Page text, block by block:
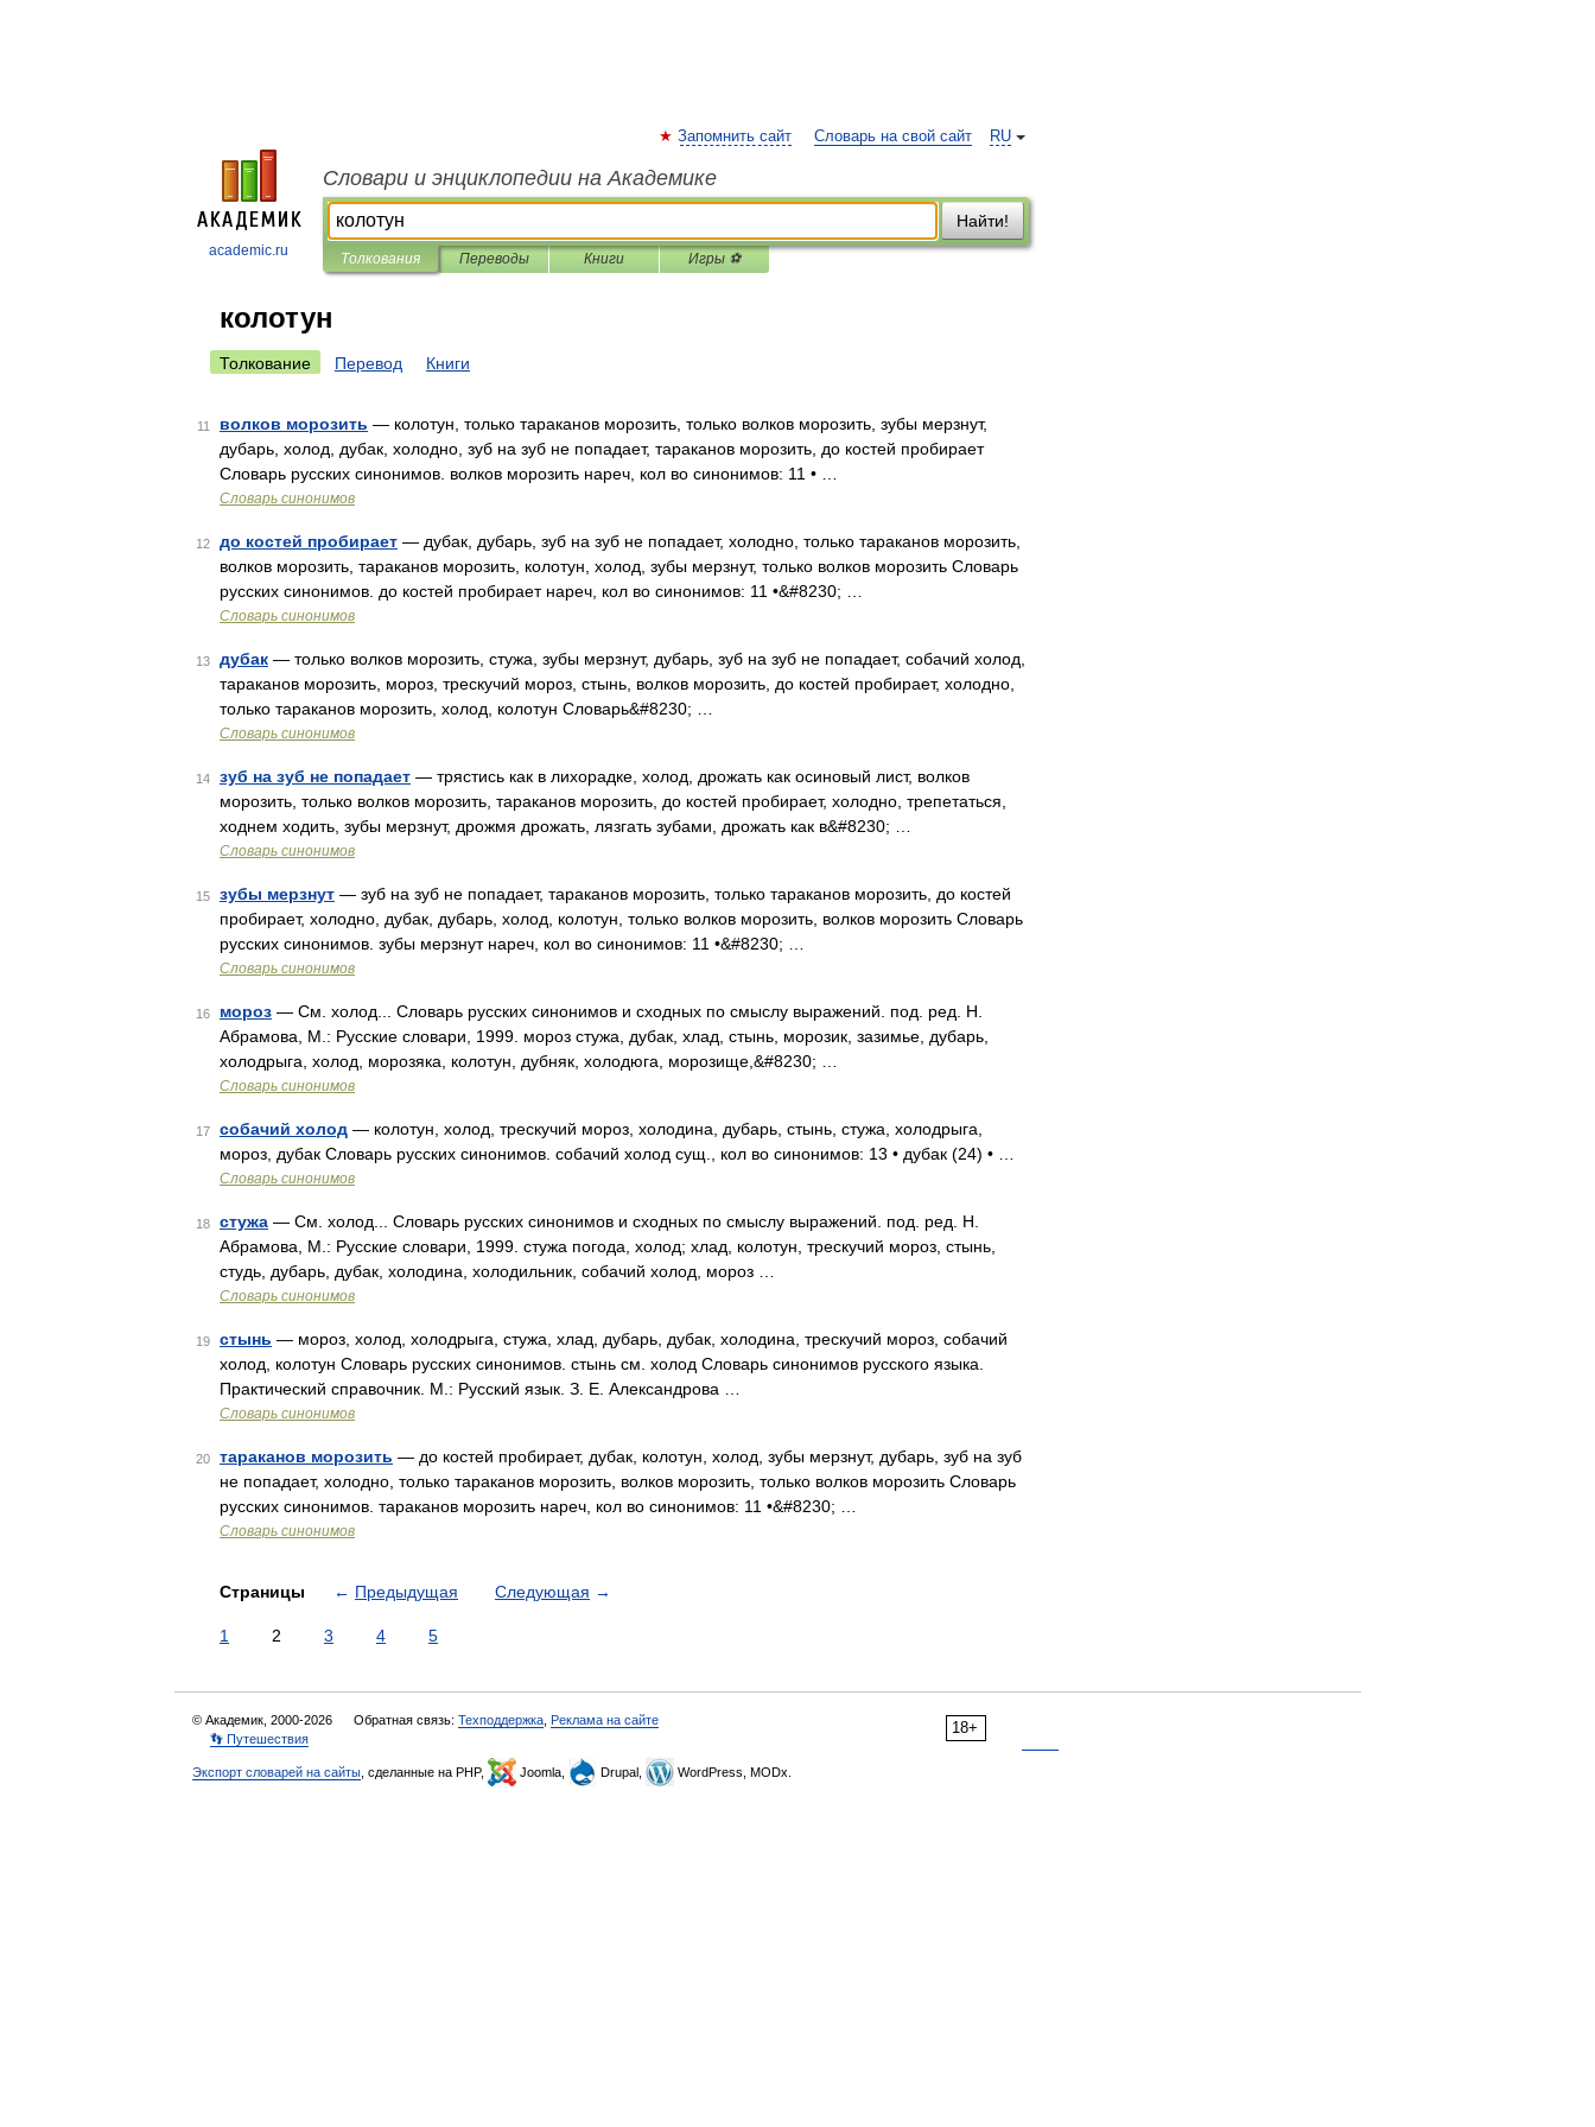
academic.ru
RU
Запомнить сайт Словарь на свой сайт
Словари и энциклопедии на Академике
Найти!
Толкования Переводы Книги Игры ⚽
колотун
Толкование Перевод Книги
11 волков морозить — колотун, только тараканов морозить, только волков морозить, зубы мерзнут,
дубарь, холод, дубак, холодно, зуб на зуб не попадает, тараканов морозить, до костей пробирает
Словарь русских синонимов. волков морозить нареч, кол во синонимов: 11 • …
Словарь синонимов
12 до костей пробирает — дубак, дубарь, зуб на зуб не попадает, холодно, только тараканов морозить,
волков морозить, тараканов морозить, колотун, холод, зубы мерзнут, только волков морозить Словарь
русских синонимов. до костей пробирает нареч, кол во синонимов: 11 •&#8230; …
Словарь синонимов
13 дубак — только волков морозить, стужа, зубы мерзнут, дубарь, зуб на зуб не попадает, собачий холод,
тараканов морозить, мороз, трескучий мороз, стынь, волков морозить, до костей пробирает, холодно,
только тараканов морозить, холод, колотун Словарь&#8230; …
Словарь синонимов
14 зуб на зуб не попадает — трястись как в лихорадке, холод, дрожать как осиновый лист, волков
морозить, только волков морозить, тараканов морозить, до костей пробирает, холодно, трепетаться,
ходнем ходить, зубы мерзнут, дрожмя дрожать, лязгать зубами, дрожать как в&#8230; …
Словарь синонимов
15 зубы мерзнут — зуб на зуб не попадает, тараканов морозить, только тараканов морозить, до костей
пробирает, холодно, дубак, дубарь, холод, колотун, только волков морозить, волков морозить Словарь
русских синонимов. зубы мерзнут нареч, кол во синонимов: 11 •&#8230; …
Словарь синонимов
16 мороз — См. холод... Словарь русских синонимов и сходных по смыслу выражений. под. ред. Н.
Абрамова, М.: Русские словари, 1999. мороз стужа, дубак, хлад, стынь, морозик, зазимье, дубарь,
холодрыга, холод, морозяка, колотун, дубняк, холодюга, морозище,&#8230; …
Словарь синонимов
17 собачий холод — колотун, холод, трескучий мороз, холодина, дубарь, стынь, стужа, холодрыга,
мороз, дубак Словарь русских синонимов. собачий холод сущ., кол во синонимов: 13 • дубак (24) • …
Словарь синонимов
18 стужа — См. холод... Словарь русских синонимов и сходных по смыслу выражений. под. ред. Н.
Абрамова, М.: Русские словари, 1999. стужа погода, холод; хлад, колотун, трескучий мороз, стынь,
студь, дубарь, дубак, холодина, холодильник, собачий холод, мороз …
Словарь синонимов
19 стынь — мороз, холод, холодрыга, стужа, хлад, дубарь, дубак, холодина, трескучий мороз, собачий
холод, колотун Словарь русских синонимов. стынь см. холод Словарь синонимов русского языка.
Практический справочник. М.: Русский язык. З. Е. Александрова …
Словарь синонимов
20 тараканов морозить — до костей пробирает, дубак, колотун, холод, зубы мерзнут, дубарь, зуб на зуб
не попадает, холодно, только тараканов морозить, волков морозить, только волков морозить Словарь
русских синонимов. тараканов морозить нареч, кол во синонимов: 11 •&#8230; …
Словарь синонимов
Страницы ← Предыдущая Следующая →
1 2 3 4 5
18+
© Академик, 2000-2026 Обратная связь: Техподдержка Реклама на сайте
👣 Путешествия
Экспорт словарей на сайты , сделанные на PHP, Joomla, Drupal, WordPress, MODx.